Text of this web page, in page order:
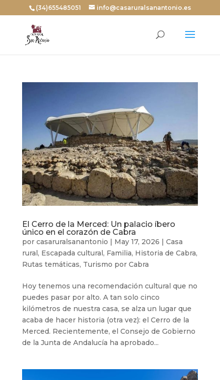
(34)655485051 info@casaruralsanantonio.es
El Cerro de la Merced: Un palacio íbero
único en el corazón de Cabra
por casaruralsanantonio | May 17, 2026 | Casa
rural, Escapada cultural, Familia, Historia de Cabra,
Rutas temáticas, Turismo por Cabra
Hoy tenemos una recomendación cultural que no
puedes pasar por alto. A tan solo cinco
kilómetros de nuestra casa, se alza un lugar que
acaba de hacer historia (otra vez): el Cerro de la
Merced. Recientemente, el Consejo de Gobierno
de la Junta de Andalucía ha aprobado...